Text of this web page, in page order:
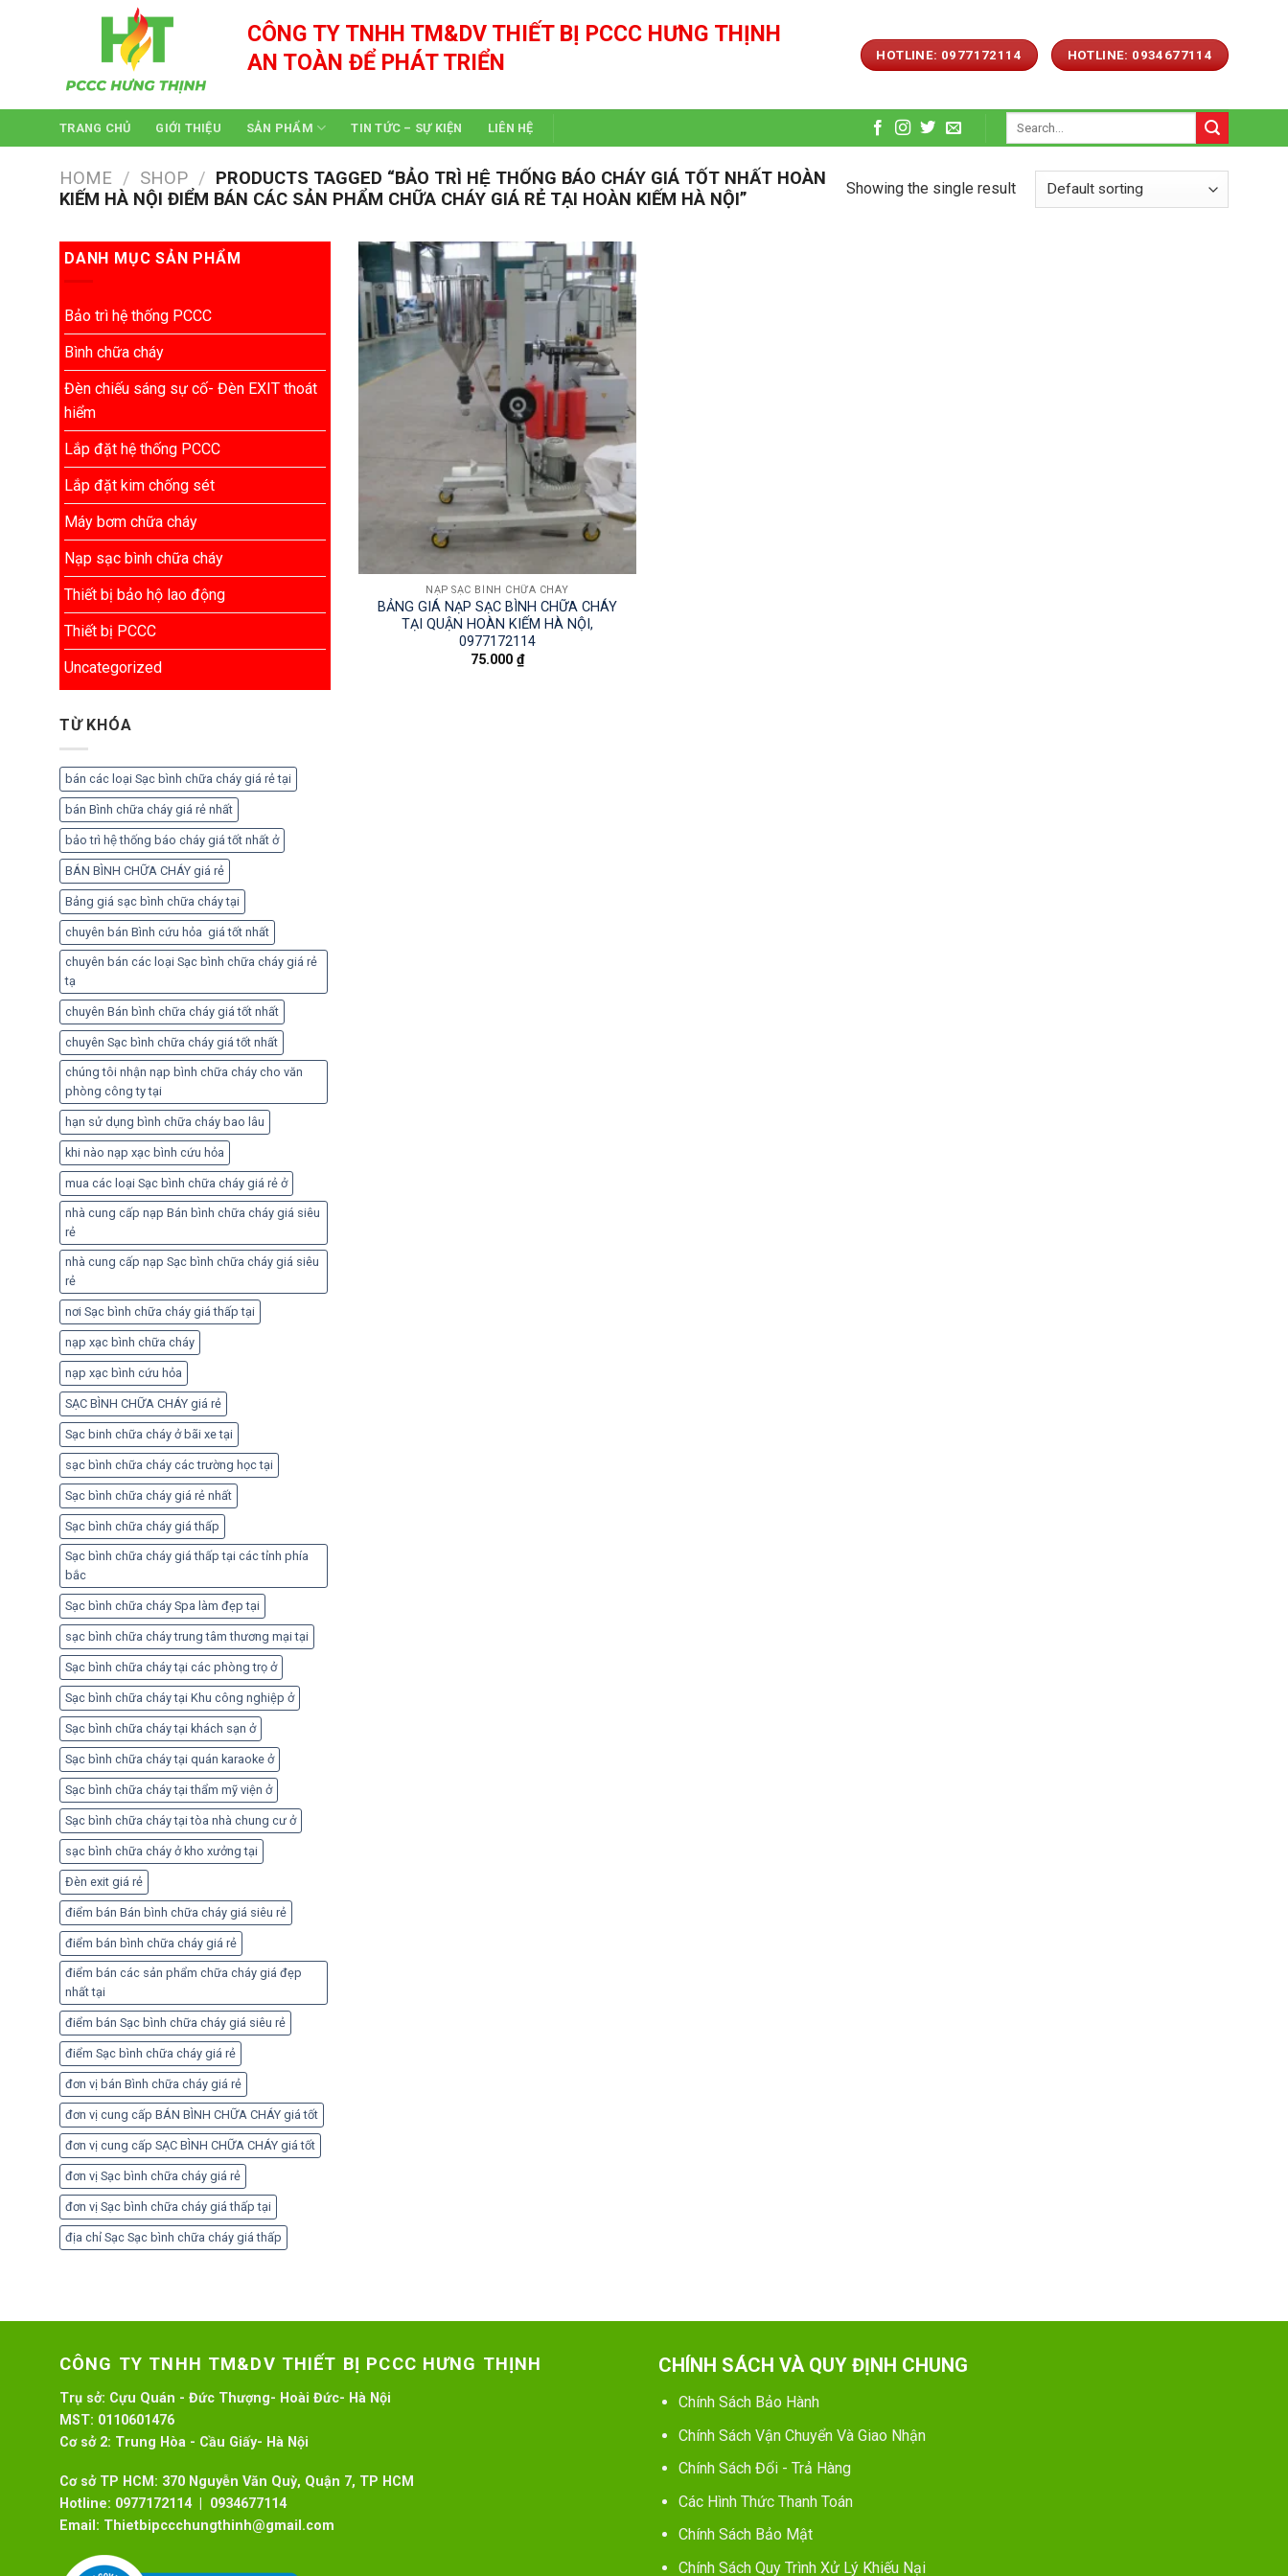
CÔNG TY TNHH TM&DV THIẾT BỊ PCCC HƯNG THỊNH
AN TOÀN ĐỂ PHÁT TRIỂN
HOTLINE: 0977172114 HOTLINE: 0934677114
TRANG CHỦ GIỚI THIỆU SẢN PHẨM TIN TỨC – SỰ KIỆN LIÊN HỆ
HOME / SHOP / PRODUCTS TAGGED “BẢO TRÌ HỆ THỐNG BÁO CHÁY GIÁ TỐT NHẤT HOÀN
KIẾM HÀ NỘI ĐIỂM BÁN CÁC SẢN PHẨM CHỮA CHÁY GIÁ RẺ TẠI HOÀN KIẾM HÀ NỘI”
Showing the single result
DANH MỤC SẢN PHẨM
Bảo trì hệ thống PCCC
Bình chữa cháy
Đèn chiếu sáng sự cố- Đèn EXIT thoát
hiểm
Lắp đặt hệ thống PCCC
Lắp đặt kim chống sét
Máy bơm chữa cháy
Nạp sạc bình chữa cháy
Thiết bị bảo hộ lao động
Thiết bị PCCC
Uncategorized
TỪ KHÓA
bán các loại Sạc bình chữa cháy giá rẻ tại
bán Bình chữa cháy giá rẻ nhất
bảo trì hệ thống báo cháy giá tốt nhất ở
BÁN BÌNH CHỮA CHÁY giá rẻ
Bảng giá sạc bình chữa cháy tại
chuyên bán Bình cứu hỏa giá tốt nhất
chuyên bán các loại Sạc bình chữa cháy giá rẻ
tạ
chuyên Bán bình chữa cháy giá tốt nhất
chuyên Sạc bình chữa cháy giá tốt nhất
chúng tôi nhận nạp bình chữa cháy cho văn
phòng công ty tại
hạn sử dụng bình chữa cháy bao lâu
khi nào nạp xạc bình cứu hỏa
mua các loại Sạc bình chữa cháy giá rẻ ở
nhà cung cấp nạp Bán bình chữa cháy giá siêu
rẻ
nhà cung cấp nạp Sạc bình chữa cháy giá siêu
rẻ
nơi Sạc bình chữa cháy giá thấp tại
nạp xạc bình chữa cháy
nạp xạc bình cứu hỏa
SẠC BÌNH CHỮA CHÁY giá rẻ
Sạc binh chữa cháy ở bãi xe tại
sạc bình chữa cháy các trường học tại
Sạc bình chữa cháy giá rẻ nhất
Sạc bình chữa cháy giá thấp
Sạc bình chữa cháy giá thấp tại các tỉnh phía
bắc
Sạc bình chữa cháy Spa làm đẹp tại
sạc bình chữa cháy trung tâm thương mại tại
Sạc bình chữa cháy tại các phòng trọ ở
Sạc bình chữa cháy tại Khu công nghiệp ở
Sạc bình chữa cháy tại khách sạn ở
Sạc bình chữa cháy tại quán karaoke ở
Sạc bình chữa cháy tại thẩm mỹ viện ở
Sạc bình chữa cháy tại tòa nhà chung cư ở
sạc bình chữa cháy ở kho xưởng tại
Đèn exit giá rẻ
điểm bán Bán bình chữa cháy giá siêu rẻ
điểm bán bình chữa cháy giá rẻ
điểm bán các sản phẩm chữa cháy giá đẹp
nhất tại
điểm bán Sạc bình chữa cháy giá siêu rẻ
điểm Sạc bình chữa cháy giá rẻ
đơn vị bán Bình chữa cháy giá rẻ
đơn vị cung cấp BÁN BÌNH CHỮA CHÁY giá tốt
đơn vị cung cấp SẠC BÌNH CHỮA CHÁY giá tốt
đơn vị Sạc bình chữa cháy giá rẻ
đơn vị Sạc bình chữa cháy giá thấp tại
địa chỉ Sạc Sạc bình chữa cháy giá thấp
NẠP SẠC BÌNH CHỮA CHÁY
BẢNG GIÁ NẠP SẠC BÌNH CHỮA CHÁY
TẠI QUẬN HOÀN KIẾM HÀ NỘI,
0977172114
75.000₫
CÔNG TY TNHH TM&DV THIẾT BỊ PCCC HƯNG THỊNH
Trụ sở: Cựu Quán - Đức Thượng- Hoài Đức- Hà Nội
MST: 0110601476
Cơ sở 2: Trung Hòa - Cầu Giấy- Hà Nội
Cơ sở TP HCM: 370 Nguyễn Văn Quỳ, Quận 7, TP HCM
Hotline: 0977172114 | 0934677114
Email: Thietbipccchungthinh@gmail.com
CHÍNH SÁCH VÀ QUY ĐỊNH CHUNG
Chính Sách Bảo Hành
Chính Sách Vận Chuyển Và Giao Nhận
Chính Sách Đổi - Trả Hàng
Các Hình Thức Thanh Toán
Chính Sách Bảo Mật
Chính Sách Quy Trình Xử Lý Khiếu Nại